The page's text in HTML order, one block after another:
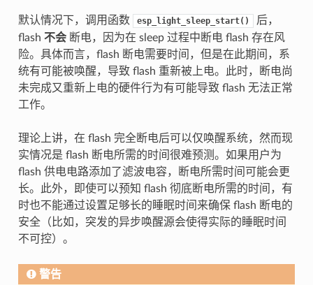
默认情况下，调用函数 esp_light_sleep_start()
后，
flash 不会断电，因为在 sleep 过程中断电 flash 存在风
险。具体而言，flash 断电需要时间，但是在此期间，系
统有可能被唤醒，导致 flash 重新被上电。此时，断电尚
未完成又重新上电的硬件行为有可能导致 flash 无法正常
工作。
理论上讲，在 flash 完全断电后可以仅唤醒系统，然而现
实情况是 flash 断电所需的时间很难预测。如果用户为
flash 供电电路添加了滤波电容，断电所需时间可能会更
长。此外，即使可以预知 flash 彻底断电所需的时间，有
时也不能通过设置足够长的睡眠时间来确保 flash 断电的
安全（比如，突发的异步唤醒源会使得实际的睡眠时间
不可控）。
警告